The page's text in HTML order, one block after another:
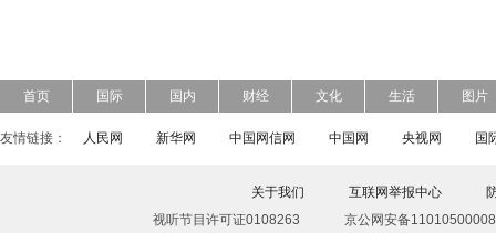
首页 国际 国内 财经 文化 生活 图片
友情链接： 人民网 新华网 中国网信网 中国网 央视网 国
关于我们 互联网举报中心
视听节目许可证0108263
京公网安备